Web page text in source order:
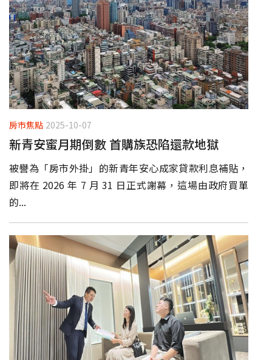
房市焦點 2025-10-07
新青安蜜月期倒數 首購族恐陷還款地獄
被譽為「房市外掛」的新青年安心成家貸款利息補貼，
即將在 2026 年 7 月 31 日正式謝幕，這場由政府買單
的...